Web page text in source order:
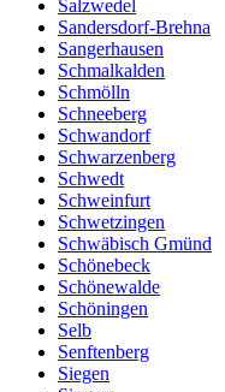
Salzwedel
Sandersdorf-Brehna
Sangerhausen
Schmalkalden
Schmölln
Schneeberg
Schwandorf
Schwarzenberg
Schwedt
Schweinfurt
Schwetzingen
Schwäbisch Gmünd
Schönebeck
Schönewalde
Schöningen
Selb
Senftenberg
Siegen